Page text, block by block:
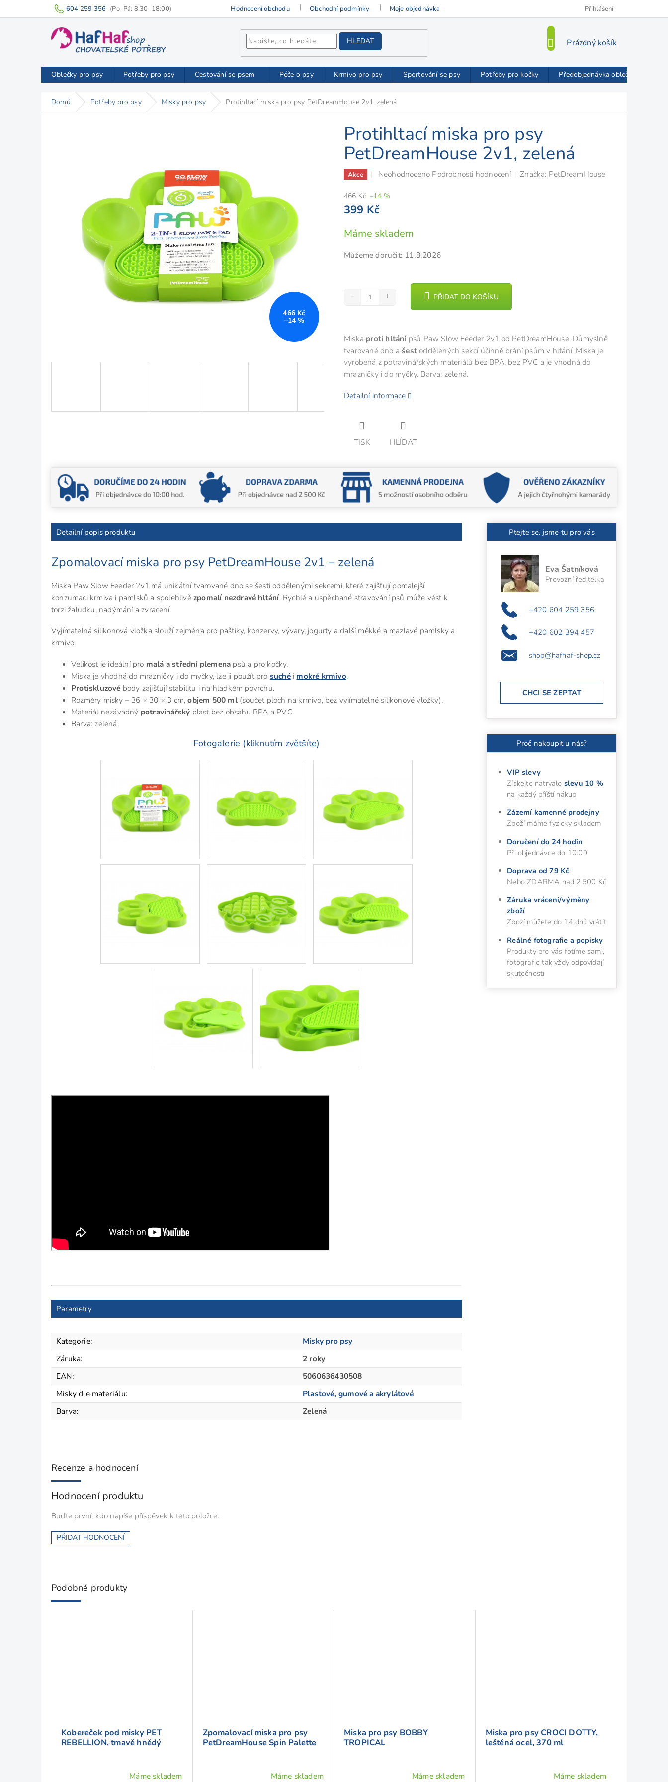
na
604 259 356 Hodnocení obchodu Obchodní podmínky Moje objednávka VIP Slevy
Přihlášení
HLEDAT
NÁKUPNÍ
Prázdný košík
Oblečky pro psy Potřeby pro psy Cestování se psem Péče o psy Krmivo pro psy Sportování se psy Potřeby pro kočky Předobjednávka oblečků FMD
Domů Potřeby pro psy Misky pro psy Protihltací miska pro psy PetDreamHouse 2v1, zelená
Protihltací miska pro psy
PetDreamHouse 2v1, zelená
Akce
Průměrné
produktu
je
z
hvězdiček.
Neohodnoceno Podrobnosti hodnocení Značka: PetDreamHouse
466 Kč
–14 %
466 Kč –14 %
399 Kč
Měrná
cena:
Máme skladem
Můžeme doručit: 11.8.2026
PŘIDAT DO KOŠÍKU
Miska proti hltánípsů Paw Slow Feeder 2v1 od PetDreamHouse. Důmyslně
tvarované dno ašestoddělených sekcí účinně brání psům v hltání. Miska je
vyrobená z potravinářských materiálů bez BPA, bez PVC a je vhodná do
mrazničky i do myčky. Barva: zelená.
Detailní informace
TISK HLÍDAT
Detailní popis produktu
Zpomalovací miska pro psy PetDreamHouse 2v1 – zelená
Miska Paw Slow Feeder 2v1 má unikátní tvarované dno se šesti oddělenými sekcemi, které zajišťují pomalejší
konzumaci krmiva i pamlsků a spolehlivězpomalí nezdravé hltání. Rychlé a uspěchané stravování psů může vést k
torzi žaludku, nadýmání a zvracení.
Vyjímatelná silikonová vložka slouží zejména pro paštiky, konzervy, vývary, jogurty a další měkké a mazlavé pamlsky a
krmivo.
Velikost je ideální pro malá a střední plemena psů a pro kočky.
Miska je vhodná do mrazničky i do myčky, lze ji použít pro suchéi mokré krmivo.
Protiskluzové body zajišťují stabilitu i na hladkém povrchu.
Rozměry misky – 36 × 30 × 3 cm,objem 500 ml(součet ploch na krmivo, bez vyjímatelné silikonové vložky).
Materiál nezávadný potravinářský plast bez obsahu BPA a PVC.
Barva: zelená.
Fotogalerie (kliknutím zvětšíte)
Parametry
Kategorie:
Misky pro psy
Záruka:
2 roky
EAN:
5060636430508
Misky dle materiálu:
Plastové, gumové a akrylátové
Barva: Zelená
Recenze a hodnocení
Hodnocení produktu
Buďte první, kdo napíše příspěvek k této položce.
PŘIDAT HODNOCENÍ
Ptejte se, jsme tu pro vás
Eva Šatníková
Provozní ředitelka
+420 604 259 356
+420 602 394 457
shop@hafhaf-shop.cz
CHCI SE ZEPTAT
Proč nakoupit u nás?
VIP slevy
Získejte natrvalo slevu 10 %
na každý příští nákup
Zázemí kamenné prodejny
Zboží máme fyzicky skladem
Doručení do 24 hodin
Při objednávce do 10:00
Doprava od 79 Kč
Nebo ZDARMA nad 2.500 Kč
Záruka vrácení/výměny
zboží
Zboží můžete do 14 dnů vrátit
Reálné fotografie a popisky
Produkty pro vás fotíme sami,
fotografie tak vždy odpovídají
skutečnosti
Podobné produkty
Kobereček pod misky PET
REBELLION, tmavě hnědý
Máme skladem
Zpomalovací miska pro psy
PetDreamHouse Spin Palette
Máme skladem
Miska pro psy BOBBY
TROPICAL
Máme skladem
Miska pro psy CROCI DOTTY,
leštěná ocel, 370 ml
Máme skladem